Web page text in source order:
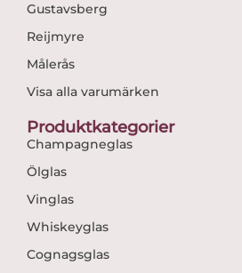
Gustavsberg
Reijmyre
Målerås
Visa alla varumärken
Produktkategorier
Champagneglas
Ölglas
Vinglas
Whiskeyglas
Cognagsglas